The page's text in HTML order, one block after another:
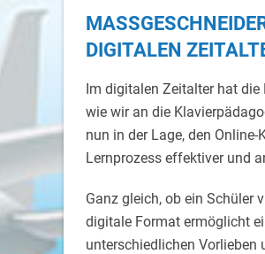
IGITALEN
Im digitalen Zeitalter hat die
wie wir an die
nun in der Lage, den
Lernprozess effektiver und
Ganz gleich, ob ein Schüler
digitale Format ermöglicht
unterschiedlichen Vorlieben